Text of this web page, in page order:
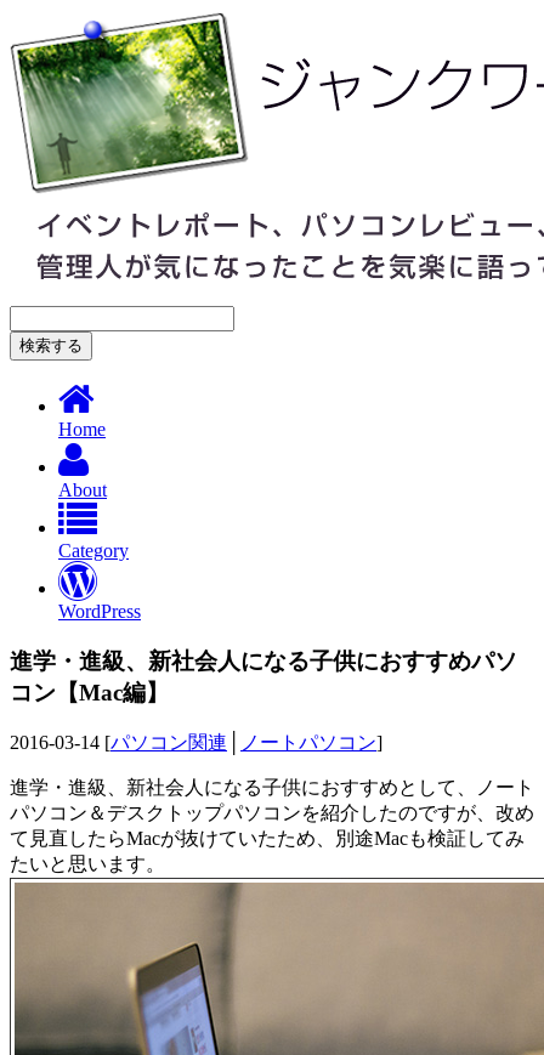
Home
About
Category
WordPress
進学・進級、新社会人になる子供におすすめパソ
コン【Mac編】
2016-03-14 [パソコン関連 ノートパソコン]
進学・進級、新社会人になる子供におすすめとして、ノート
パソコン＆デスクトップパソコンを紹介したのですが、改め
て見直したらMacが抜けていたため、別途Macも検証してみ
たいと思います。